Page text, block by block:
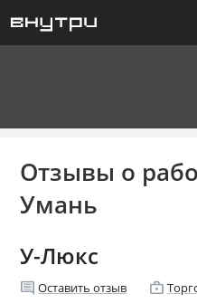
Отзывы о
Умань
У-Люкс
comment Оставить отзыв enterprise